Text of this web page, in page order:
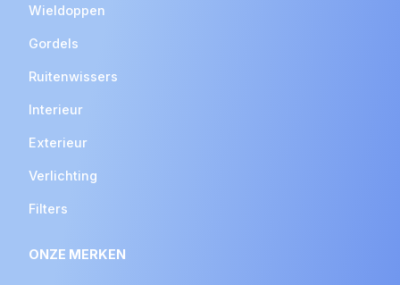
Wieldoppen
Gordels
Ruitenwissers
Interieur
Exterieur
Verlichting
Filters
ONZE MERKEN